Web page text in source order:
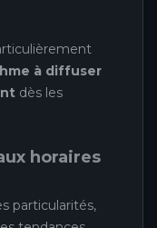
à diffuser
dès les
horaires
particularités,